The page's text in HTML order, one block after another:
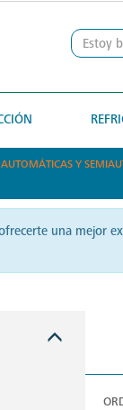
Y
una mejor